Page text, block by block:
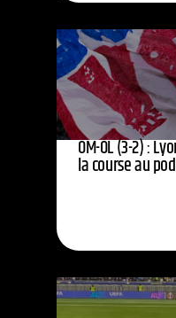
OM-OL (3-2) :
la course au